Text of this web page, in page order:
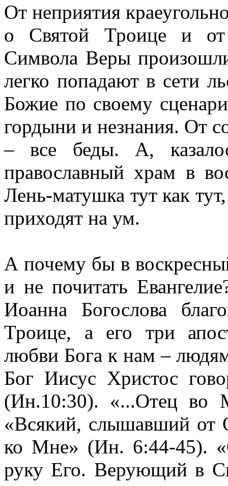
От неприятия
о Святой Троице и от
Символа Веры
легко попадают в сети
Божие по своему
гордыни и незнания. От
– все беды. А,
православный храм в
Лень-матушка тут как
приходят на ум.
А почему бы в
и не почитать
Иоанна Богослова
Троице, а его три
любви Бога к нам –
Бог Иисус Христос
(Ин.10:30). «...Отец
«Всякий, слышавший от
ко Мне» (Ин. 6:44-45).
руку Его. Верующий в